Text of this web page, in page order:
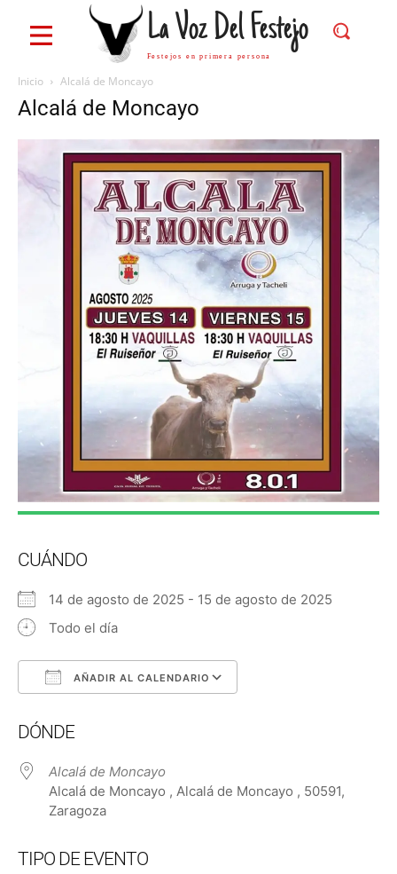
La Voz Del Festejo
Festejos en primera persona
Inicio Alcalá de Moncayo
Alcalá de Moncayo
CUÁNDO
14 de agosto de 2025 - 15 de agosto de 2025
Todo el día
AÑADIR AL CALENDARIO
DÓNDE
Alcalá de Moncayo
Alcalá de Moncayo , Alcalá de Moncayo , 50591,
Zaragoza
TIPO DE EVENTO